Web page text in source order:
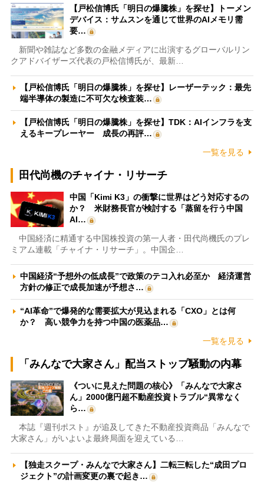
【戸松信博氏「明日の爆騰株」を探せ】トーメン
デバイス：サムスンを通じて世界のAIメモリ需
要…
新聞や雑誌など多数の金融メディアに出演するグローバルリン
クアドバイザーズ代表の戸松信博氏が、最新…
【戸松信博氏「明日の爆騰株」を探せ】レーザーテック：最先
端半導体の製造に不可欠な検査装…
【戸松信博氏「明日の爆騰株」を探せ】TDK：AIインフラを支
えるキープレーヤー 成長の再評…
一覧を見る
田代尚機のチャイナ・リサーチ
中国「Kimi K3」の衝撃に世界はどう対応するの
か？ 米財務長官が検討する「蒸留を行う中国
AI…
中国経済に精通する中国株投資の第一人者・田代尚機氏のプレ
ミアム連載「チャイナ・リサーチ」。中国企…
中国経済“予想外の低成長”で政策のテコ入れ必至か 経済運営
方針の修正で成長加速が予想さ…
“AI革命”で爆発的な需要拡大が見込まれる「CXO」とは何
か？ 高い競争力を持つ中国の医薬品…
一覧を見る
「みんなで大家さん」配当ストップ騒動の内幕
《ついに見えた問題の核心》「みんなで大家さ
ん」2000億円超不動産投資トラブル“異常なく
ら…
本誌『週刊ポスト』が追及してきた不動産投資商品「みんなで
大家さん」がいよいよ最終局面を迎えている…
【独走スクープ・みんなで大家さん】二転三転した“成田プロ
ジェクト”の計画変更の裏で起き…